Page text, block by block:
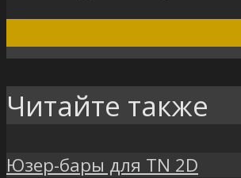
Читайте также
Юзер-бары для TN 2D